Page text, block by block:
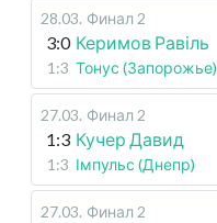
28.03. Финал 2
3:0 Керимов Равіль
1:3 Тонус (Запорожье)
27.03. Финал 2
1:3 Кучер Давид
1:3 Імпульс (Днепр)
27.03. Финал 2